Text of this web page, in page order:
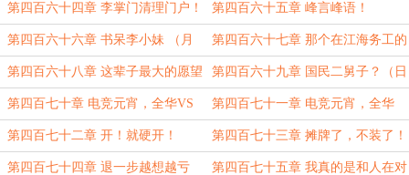
第四百六十四章 李掌门清理门户！
（月初求保底月票求订阅）
第四百六十五章 峰言峰语！
第四百六十六章 书呆李小妹 （月
初求月票求订阅）
第四百六十七章 那个在江海务工的
峰哥（日常求月票求订阅）
第四百六十八章 这辈子最大的愿望
就是叫一声峰哥！
第四百六十九章 国民二舅子？（日
常求月票）
第四百七十章 电竞元宵，全华VS
全华！（上）
第四百七十一章 电竞元宵，全华
VS全华！（下）
第四百七十二章 开！就硬开！ 第四百七十三章 摊牌了，不装了！
（求月票求订阅）
第四百七十四章 退一步越想越亏 第四百七十五章 我真的是和人在对